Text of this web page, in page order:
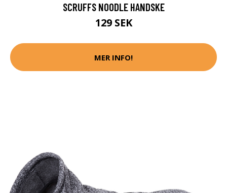
SCRUFFS NOODLE HANDSKE
129 SEK
MER INFO!